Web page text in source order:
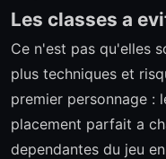
Les classes a
Ce n'est pas qu'elles
plus techniques et
premier personnage :
placement parfait a
dependantes du jeu